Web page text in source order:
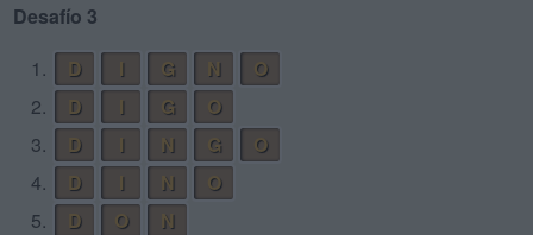
Desafío 3
1.
D G N
O
2.
D G
O
3.
D N G
O
4.
D N
O
5.
D O
N